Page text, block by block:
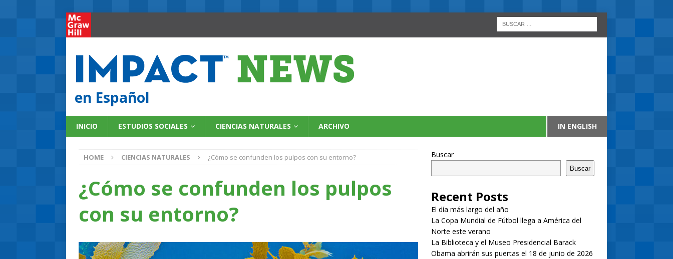
en Español
INICIO ESTUDIOS SOCIALES CIENCIAS NATURALES ARCHIVO IN ENGLISH
HOME CIENCIAS NATURALES ¿Cómo se confunden los pulpos con su entorno?
¿Cómo se confunden los pulpos
con su entorno?
Buscar
Buscar
Recent Posts
El día más largo del año
La Copa Mundial de Fútbol llega a América del
Norte este verano
La Biblioteca y el Museo Presidencial Barack
Obama abrirán sus puertas el 18 de junio de 2026